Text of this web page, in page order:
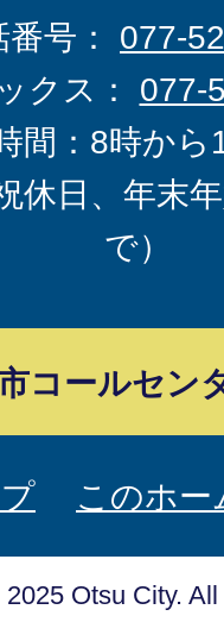
番号： 077-
クス： 077-
間：8時から
休日、年末
で）
コールセン
このホ
Otsu City.